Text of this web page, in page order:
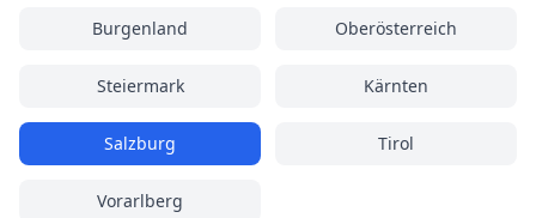
Burgenland Oberösterreich
Steiermark Kärnten
Salzburg Tirol
Vorarlberg